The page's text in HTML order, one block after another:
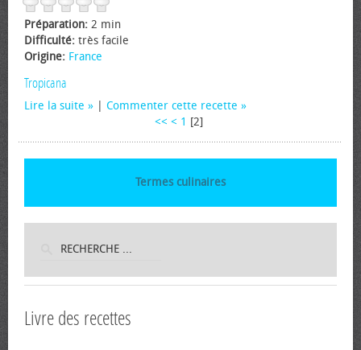
Préparation: 2 min
Difficulté: très facile
Origine: France
Tropicana
Lire la suite
Commenter cette recette
<< < 1 [2]
Termes culinaires
Livre des recettes